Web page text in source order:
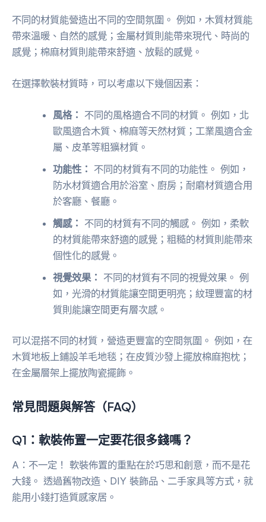
不同的材質能營造出不同的空間氛圍。 例如，木質材質能
帶來溫暖、自然的感覺；金屬材質則能帶來現代、時尚的
感覺；棉麻材質則能帶來舒適、放鬆的感覺。
在選擇軟裝材質時，可以考慮以下幾個因素：
風格： 不同的風格適合不同的材質。 例如，北
歐風適合木質、棉麻等天然材質；工業風適合金
屬、皮革等粗獷材質。
功能性： 不同的材質有不同的功能性。 例如，
防水材質適合用於浴室、廚房；耐磨材質適合用
於客廳、餐廳。
觸感： 不同的材質有不同的觸感。 例如，柔軟
的材質能帶來舒適的感覺；粗糙的材質則能帶來
個性化的感覺。
視覺效果： 不同的材質有不同的視覺效果。 例
如，光滑的材質能讓空間更明亮；紋理豐富的材
質則能讓空間更有層次感。
可以混搭不同的材質，營造更豐富的空間氛圍。 例如，在
木質地板上鋪設羊毛地毯；在皮質沙發上擺放棉麻抱枕；
在金屬層架上擺放陶瓷擺飾。
常見問題與解答（FAQ）
Q1：軟裝佈置一定要花很多錢嗎？
A：不一定！ 軟裝佈置的重點在於巧思和創意，而不是花
大錢。 透過舊物改造、DIY 裝飾品、二手家具等方式，就
能用小錢打造質感家居。